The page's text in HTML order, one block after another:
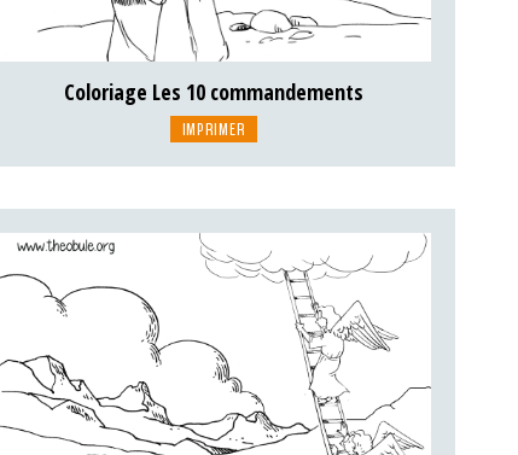
Coloriage Les 10 commandements
IMPRIMER